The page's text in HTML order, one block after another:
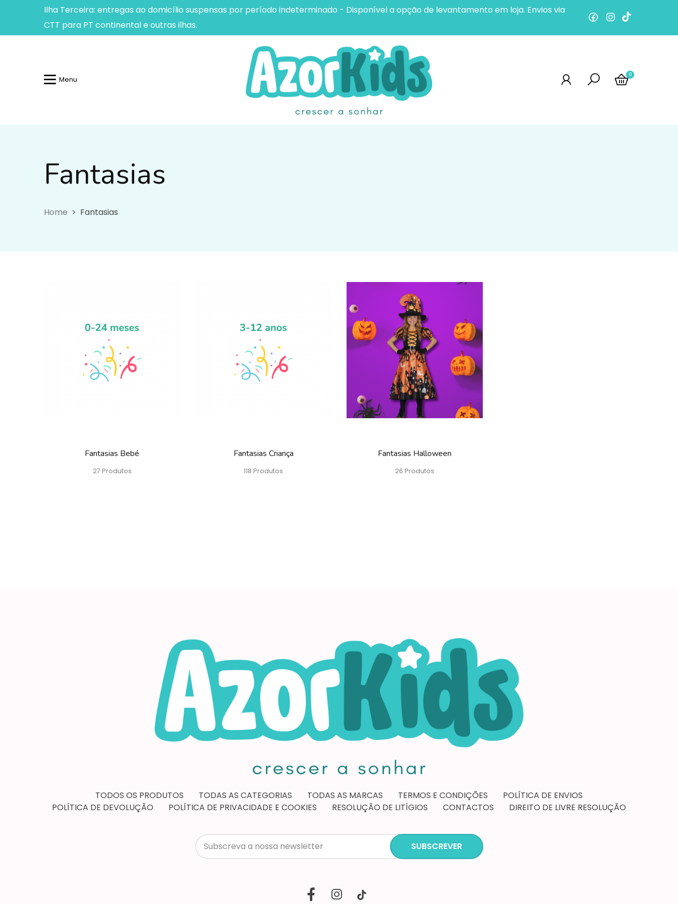
Ilha Terceira: entregas ao domicílio suspensas por período indeterminado - Disponível a opção de levantamento em loja. Envios via
CTT para PT continental e outras ilhas.
Menu
0
Fantasias
Fantasias
Home Fantasias
Fantasias Bebé
27 Produtos
Fantasias Criança
118 Produtos
Fantasias Halloween
26 Produtos
TODOS OS PRODUTOS TODAS AS CATEGORIAS TODAS AS MARCAS TERMOS E CONDIÇÕES
POLÍTICA DE ENVIOS
POLÍTICA DE DEVOLUÇÃO
POLÍTICA DE PRIVACIDADE E COOKIES RESOLUÇÃO DE LITÍGIOS CONTACTOS DIREITO DE LIVRE RESOLUÇÃO
SUBSCREVER